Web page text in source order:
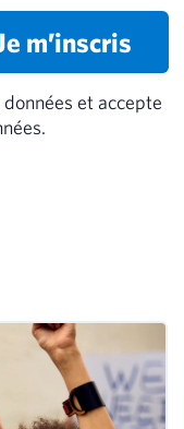
m’inscris
et accepte